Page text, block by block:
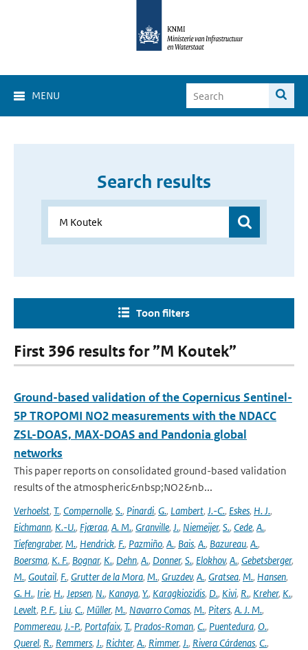
MENU
Search results
Toon filters
First 396 results for ”M Koutek”
Ground-based validation of the Copernicus Sentinel-
5P TROPOMI NO2 measurements with the NDACC
ZSL-DOAS, MAX-DOAS and Pandonia global
networks
This paper reports on consolidated ground-based validation
results of the atmospheric&nbsp;NO2&nb...
Verhoelst, T., Compernolle, S., Pinardi, G., Lambert, J.-C., Eskes, H. J.,
Eichmann, K.-U., Fjæraa, A. M., Granville, J., Niemeijer, S., Cede, A.,
Tiefengraber, M., Hendrick, F., Pazmiño, A., Bais, A., Bazureau, A.,
Boersma, K. F., Bognar, K., Dehn, A., Donner, S., Elokhov, A., Gebetsberger,
M., Goutail, F., Grutter de la Mora, M., Gruzdev, A., Gratsea, M., Hansen,
G. H., Irie, H., Jepsen, N., Kanaya, Y., Karagkiozidis, D., Kivi, R., Kreher, K.,
Levelt, P. F., Liu, C., Müller, M., Navarro Comas, M., Piters, A. J. M.,
Pommereau, J.-P., Portafaix, T., Prados-Roman, C., Puentedura, O.,
Querel, R., Remmers, J., Richter, A., Rimmer, J., Rivera Cárdenas, C.,